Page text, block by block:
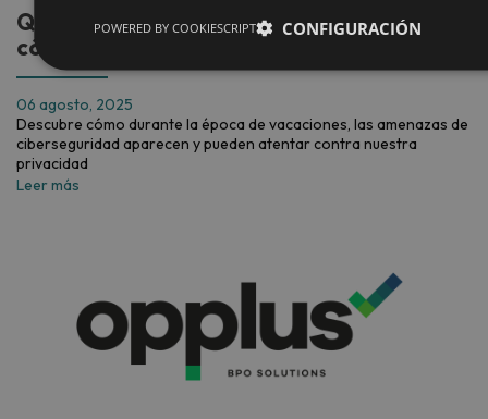
Qué son las amenazas de ciberseguridad y
cómo protegerte durante las vacaciones
06 agosto, 2025
Descubre cómo durante la época de vacaciones, las amenazas de
ciberseguridad aparecen y pueden atentar contra nuestra
privacidad
Leer más
CONFIGURACIÓN
POWERED BY COOKIESCRIPT